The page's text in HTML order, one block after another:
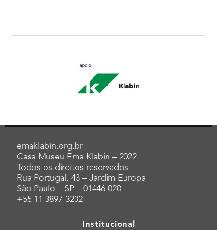
emaklabin.org.br
Casa Museu Ema Klabin – 2022
Todos os direitos reservados
Rua Portugal, 43 – Jardim Europa
São Paulo – SP – 01446-020
+55 11 3897-3232
Institucional